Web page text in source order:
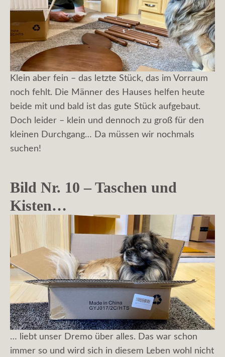
Klein aber fein – das letzte Stück, das im Vorraum
noch fehlt. Die Männer des Hauses helfen heute
beide mit und bald ist das gute Stück aufgebaut.
Doch leider – klein und dennoch zu groß für den
kleinen Durchgang… Da müssen wir nochmals
suchen!
Bild Nr. 10 – Taschen und
Kisten…
… liebt unser Dremo über alles. Das war schon
immer so und wird sich in diesem Leben wohl nicht